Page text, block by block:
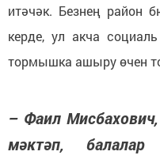
итәчәк. Безнең район
керде, ул акча
тормышка ашыру өчен
– Фаил
мәктәп,